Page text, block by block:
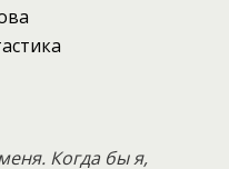
Когда бы я,